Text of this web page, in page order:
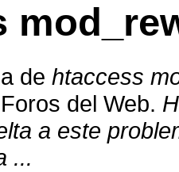
de htaccess
del Web.
a este
...